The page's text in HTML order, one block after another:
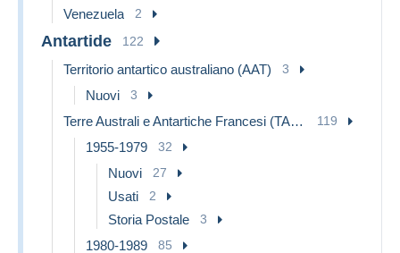
Venezuela 2
Antartide 122
Territorio antartico australiano (AAT) 3
Nuovi 3
Terre Australi e Antartiche Francesi (TAAF) 119
1955-1979 32
Nuovi 27
Usati 2
Storia Postale 3
1980-1989 85